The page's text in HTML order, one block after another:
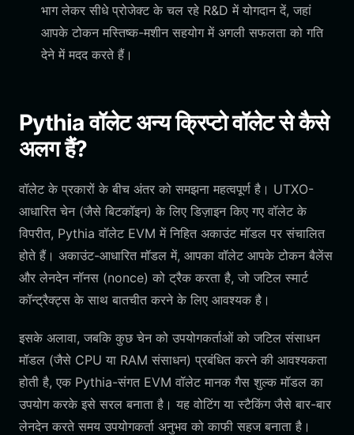
भाग लेकर सीधे प्रोजेक्ट के चल रहे R&D में योगदान दें, जहां
आपके टोकन मस्तिष्क-मशीन सहयोग में अगली सफलता को गति
देने में मदद करते हैं।
Pythia वॉलेट अन्य क्रिप्टो वॉलेट से कैसे
अलग हैं?
वॉलेट के प्रकारों के बीच अंतर को समझना महत्वपूर्ण है। UTXO-
आधारित चेन (जैसे बिटकॉइन) के लिए डिज़ाइन किए गए वॉलेट के
विपरीत, Pythia वॉलेट EVM में निहित अकाउंट मॉडल पर संचालित
होते हैं। अकाउंट-आधारित मॉडल में, आपका वॉलेट आपके टोकन बैलेंस
और लेनदेन नॉनस (nonce) को ट्रैक करता है, जो जटिल स्मार्ट
कॉन्ट्रैक्ट्स के साथ बातचीत करने के लिए आवश्यक है।
इसके अलावा, जबकि कुछ चेन को उपयोगकर्ताओं को जटिल संसाधन
मॉडल (जैसे CPU या RAM संसाधन) प्रबंधित करने की आवश्यकता
होती है, एक Pythia-संगत EVM वॉलेट मानक गैस शुल्क मॉडल का
उपयोग करके इसे सरल बनाता है। यह वोटिंग या स्टैकिंग जैसे बार-बार
लेनदेन करते समय उपयोगकर्ता अनुभव को काफी सहज बनाता है।